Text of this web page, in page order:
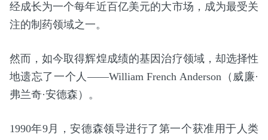
经成长为一个每年近百亿美元的大市场，成为最受关
注的制药领域之一。
然而，如今取得辉煌成绩的基因治疗领域，却选择性
地遗忘了一个人——William French Anderson（威廉·
弗兰奇·安德森）。
1990年9月，安德森领导进行了第一个获准用于人类